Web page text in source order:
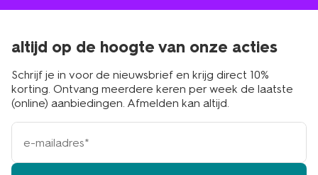
altijd op de hoogte van onze acties
Schrijf je in voor de nieuwsbrief en krijg direct 10%
korting. Ontvang meerdere keren per week de laatste
(online) aanbiedingen. Afmelden kan altijd.
e-
mailadres